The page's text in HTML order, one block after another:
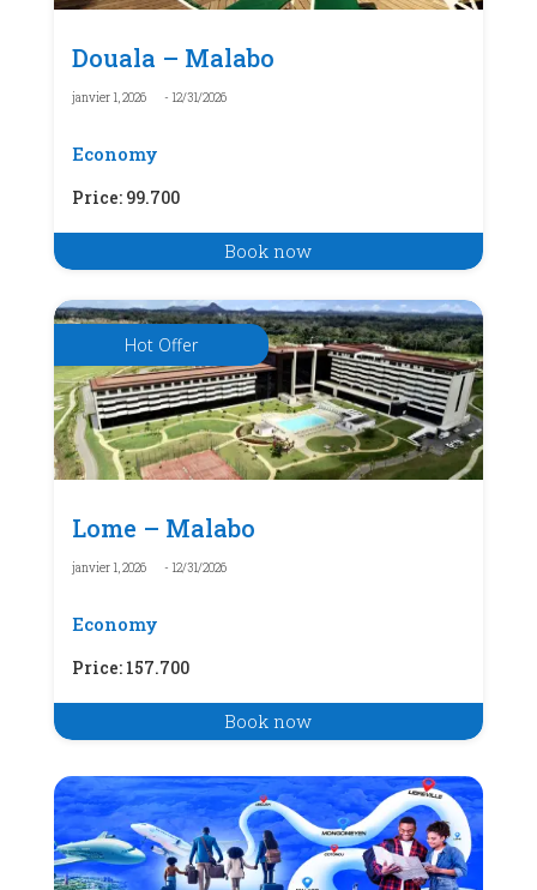
Douala – Malabo
janvier 1, 2026 - 12/31/2026
Economy
Price: 99.700
Book now
Lome – Malabo
janvier 1, 2026 - 12/31/2026
Economy
Price: 157.700
Book now
Hot Offer